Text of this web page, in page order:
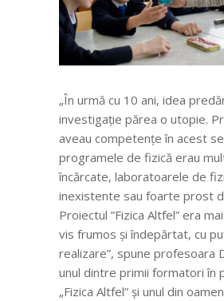
„În urmă cu 10 ani, idea
investigație părea o utopie.
aveau competențe în acest
programele de fizică erau
încărcate, laboratoarele de
inexistente sau foarte prost
Proiectul ”Fizica Altfel” era
vis frumos și îndepărtat, cu
realizare”, spune profesoara
unul dintre primii formatori în
„Fizica Altfel” și unul din